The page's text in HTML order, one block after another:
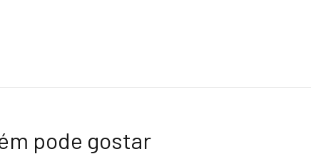
pode gostar